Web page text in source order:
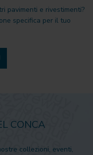
pavimenti e rivestimenti?
specifica per il tuo
CONCA
collezioni, eventi,